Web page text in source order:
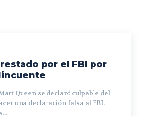
por el FBI por
Queen se declaró culpable del
una declaración falsa al FBI.